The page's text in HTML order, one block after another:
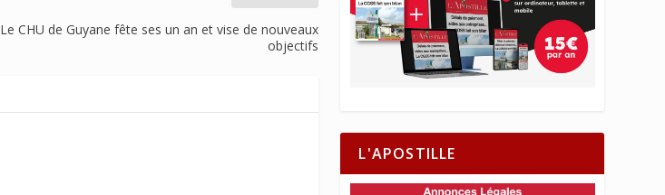
Le CHU de Guyane fête ses un an et vise de nouveaux
objectifs
L'APOSTILLE